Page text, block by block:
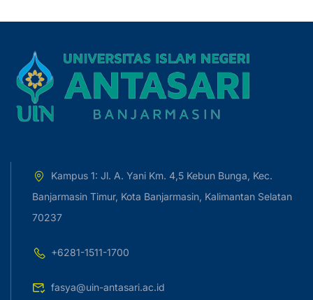
Kampus 1: Jl. A. Yani Km. 4,5 Kebun Bunga, Kec.
Banjarmasin Timur, Kota Banjarmasin, Kalimantan Selatan
70237
+6281-1511-1700
fasya@uin-antasari.ac.id